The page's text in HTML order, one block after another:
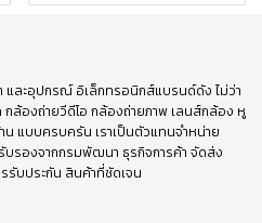
และอุปกรณ์ อิเล็กทรอนิกส์แบรนด์ดัง ไม่ว่า
ล้องถ่ายวีดีโอ กล้องถ่ายภาพ เลนส์กล้อง หู
น แบบครบครัน เราเป็นตัวแทนจำหน่าย
บรองจากกรมพัฒนา ธุรกิจการค้า จัดส่ง
รับประกัน สินค้าที่ชัดเจน